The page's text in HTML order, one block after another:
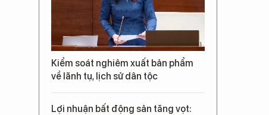
Kiểm soát nghiêm xuất bản phẩm
về lãnh tụ, lịch sử dân tộc
Lợi nhuận bất động sản tăng vọt: